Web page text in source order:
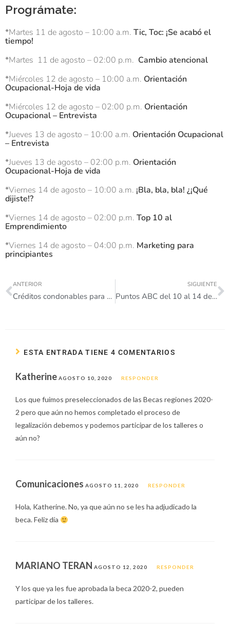
Prográmate:
*Martes 11 de agosto – 10:00 a.m. Tic, Toc: ¡Se acabó el
tiempo!
*Martes 11 de agosto – 02:00 p.m. Cambio atencional
*Miércoles 12 de agosto – 10:00 a.m. Orientación
Ocupacional-Hoja de vida
*Miércoles 12 de agosto – 02:00 p.m. Orientación
Ocupacional – Entrevista
*Jueves 13 de agosto – 10:00 a.m. Orientación Ocupacional
– Entrevista
*Jueves 13 de agosto – 02:00 p.m. Orientación
Ocupacional-Hoja de vida
*Viernes 14 de agosto – 10:00 a.m. ¡Bla, bla, bla! ¿¡Qué
dijiste!?
*Viernes 14 de agosto – 02:00 p.m. Top 10 al
Emprendimiento
*Viernes 14 de agosto – 04:00 p.m. Marketing para
principiantes
ANTERIOR
Créditos condonables para matrícula 2020-2
SIGUIENTE
Puntos ABC del 10 al 14 de agosto
ESTA ENTRADA TIENE 4 COMENTARIOS
Katherine AGOSTO 10, 2020 RESPONDER
Los que fuimos preseleccionados de las Becas regiones 2020-
2 pero que aún no hemos completado el proceso de
legalización debemos y podemos participar de los talleres o
aún no?
Comunicaciones AGOSTO 11, 2020 RESPONDER
Hola, Katherine. No, ya que aún no se les ha adjudicado la
beca. Feliz día
MARIANO TERAN AGOSTO 12, 2020 RESPONDER
Y los que ya les fue aprobada la beca 2020-2, pueden
participar de los talleres.